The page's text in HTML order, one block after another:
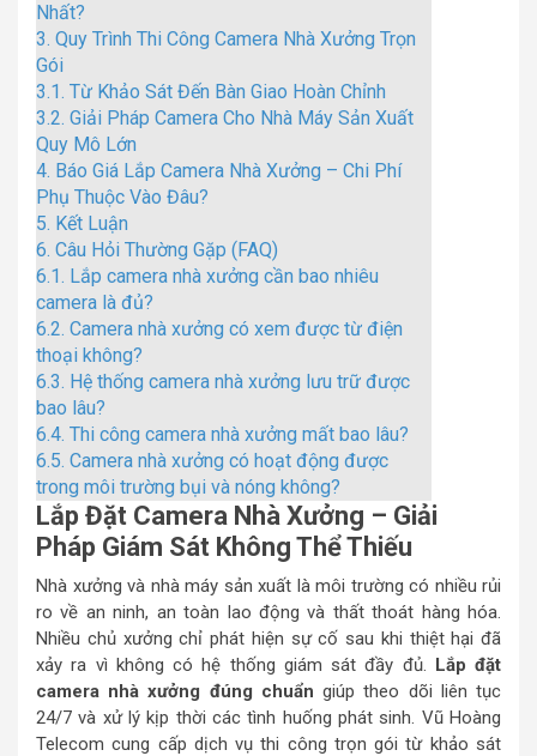
Nhất?
3. Quy Trình Thi Công Camera Nhà Xưởng Trọn
Gói
3.1. Từ Khảo Sát Đến Bàn Giao Hoàn Chỉnh
3.2. Giải Pháp Camera Cho Nhà Máy Sản Xuất
Quy Mô Lớn
4. Báo Giá Lắp Camera Nhà Xưởng – Chi Phí
Phụ Thuộc Vào Đâu?
5. Kết Luận
6. Câu Hỏi Thường Gặp (FAQ)
6.1. Lắp camera nhà xưởng cần bao nhiêu
camera là đủ?
6.2. Camera nhà xưởng có xem được từ điện
thoại không?
6.3. Hệ thống camera nhà xưởng lưu trữ được
bao lâu?
6.4. Thi công camera nhà xưởng mất bao lâu?
6.5. Camera nhà xưởng có hoạt động được
trong môi trường bụi và nóng không?
Lắp Đặt Camera Nhà Xưởng – Giải
Pháp Giám Sát Không Thể Thiếu
Nhà xưởng và nhà máy sản xuất là môi trường có nhiều rủi
ro về an ninh, an toàn lao động và thất thoát hàng hóa.
Nhiều chủ xưởng chỉ phát hiện sự cố sau khi thiệt hại đã
xảy ra vì không có hệ thống giám sát đầy đủ. Lắp đặt
camera nhà xưởng đúng chuẩn giúp theo dõi liên tục
24/7 và xử lý kịp thời các tình huống phát sinh. Vũ Hoàng
Telecom cung cấp dịch vụ thi công trọn gói từ khảo sát